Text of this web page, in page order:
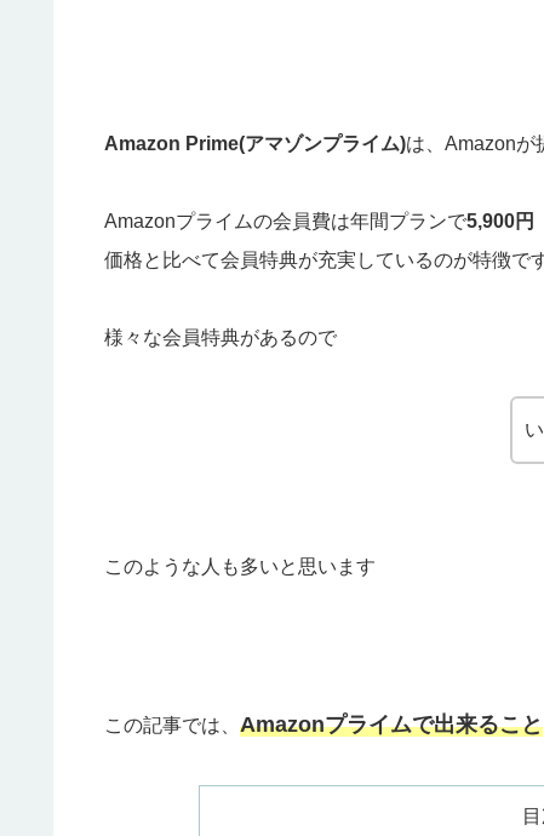
Amazon Prime(アマゾンプライム)は、Amazonが
Amazonプライムの会員費は年間プランで5,900円
価格と比べて会員特典が充実しているのが特徴で
様々な会員特典があるので
このような人も多いと思います
この記事では、 Amazonプライムで出来ること